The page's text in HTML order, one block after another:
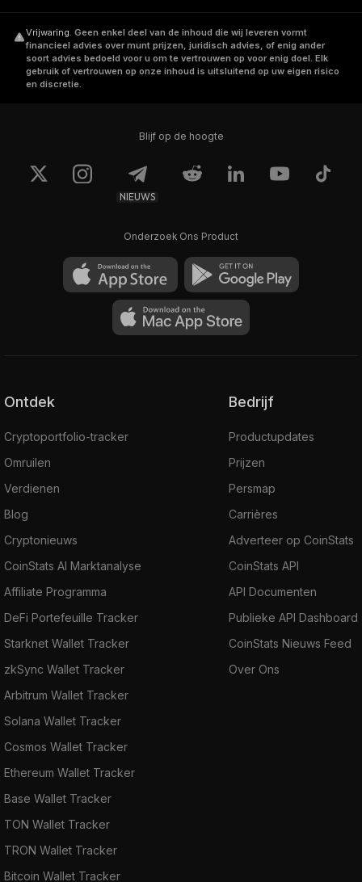
Vrijwaring. Geen enkel deel van de inhoud die wij leveren vormt
financieel advies over munt prijzen, juridisch advies, of enig ander
soort advies bedoeld voor u om te vertrouwen op voor enig doel. Elk
gebruik of vertrouwen op onze inhoud is uitsluitend op uw eigen risico
en discretie.
Blijf op de hoogte
NIEUWS
Onderzoek Ons Product
Ontdek
Cryptoportfolio-tracker
Omruilen
Verdienen
Blog
Cryptonieuws
CoinStats AI Marktanalyse
Affiliate Programma
DeFi Portefeuille Tracker
Starknet Wallet Tracker
zkSync Wallet Tracker
Arbitrum Wallet Tracker
Solana Wallet Tracker
Cosmos Wallet Tracker
Ethereum Wallet Tracker
Base Wallet Tracker
TON Wallet Tracker
TRON Wallet Tracker
Bitcoin Wallet Tracker
Bedrijf
Productupdates
Prijzen
Persmap
Carrières
Adverteer op CoinStats
CoinStats API
API Documenten
Publieke API Dashboard
CoinStats Nieuws Feed
Over Ons